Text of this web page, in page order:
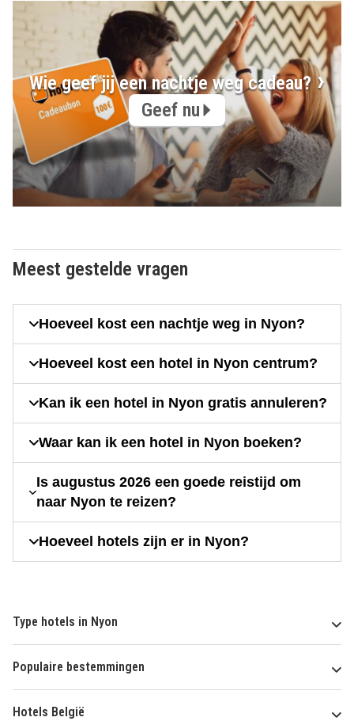
Wie geef jij een nachtje weg cadeau?
Geef nu
Meest gestelde vragen
Hoeveel kost een nachtje weg in Nyon?
Hoeveel kost een hotel in Nyon centrum?
Kan ik een hotel in Nyon gratis annuleren?
Waar kan ik een hotel in Nyon boeken?
Is augustus 2026 een goede reistijd om
naar Nyon te reizen?
Hoeveel hotels zijn er in Nyon?
Type hotels in Nyon
Populaire bestemmingen
Hotels België